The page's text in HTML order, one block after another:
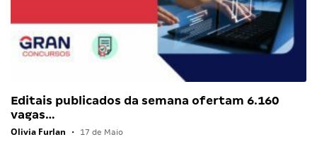
Editais publicados da semana ofertam 6.160
vagas…
Olivia Furlan • 17 de Maio